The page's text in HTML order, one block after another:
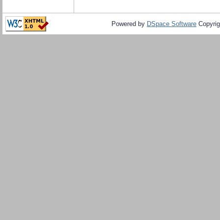
Powered by DSpace Software